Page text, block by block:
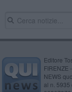
Editore
FIRENZE
NEWS
al n. 5935